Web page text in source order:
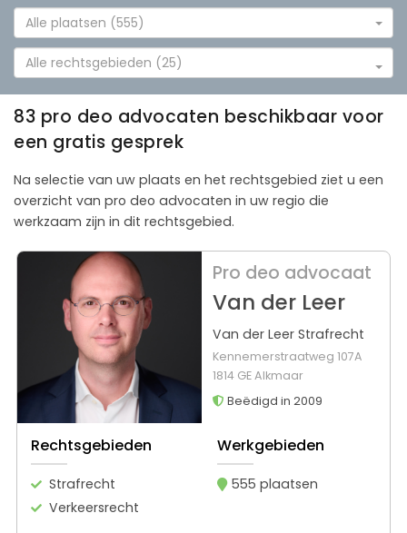
Alle plaatsen (555)
Alle rechtsgebieden (25)
83 pro deo advocaten beschikbaar voor
een gratis gesprek
Na selectie van uw plaats en het rechtsgebied ziet u een
overzicht van pro deo advocaten in uw regio die
werkzaam zijn in dit rechtsgebied.
Pro deo advocaat
Van der Leer
Van der Leer Strafrecht
Kennemerstraatweg 107A
1814 GE Alkmaar
Beëdigd in 2009
Rechtsgebieden
Strafrecht
Verkeersrecht
Werkgebieden
555 plaatsen